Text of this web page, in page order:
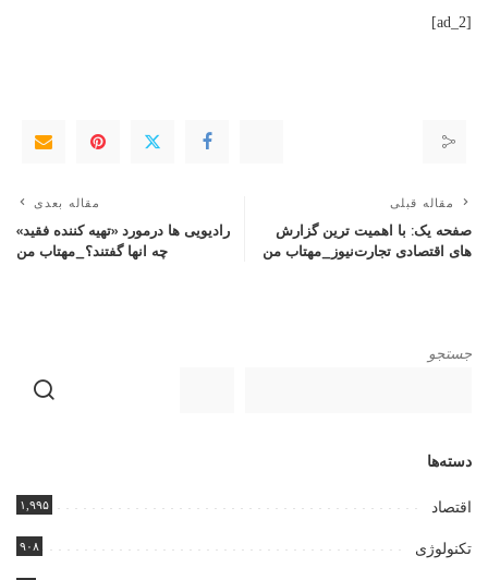
[ad_2]
مقاله قبلی
صفحه یک: با اهمیت ترین گزارش
های اقتصادی تجارت‌نیوز_مهتاب من
مقاله بعدی
رادیویی ها درمورد «تهیه کننده فقید»
چه انها گفتند؟_مهتاب من
جستجو
دسته‌ها
اقتصاد ۱,۹۹۵
تکنولوژی ۹۰۸